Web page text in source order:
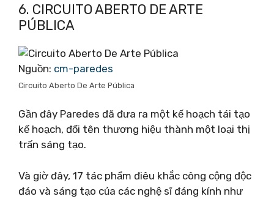
6. CIRCUITO ABERTO DE ARTE
PÚBLICA
Nguồn: cm-paredes
Circuito Aberto De Arte Pública
Gần đây Paredes đã đưa ra một kế hoạch tái tạo
kế hoạch, đổi tên thương hiệu thành một loại thị
trấn sáng tạo.
Và giờ đây, 17 tác phẩm điêu khắc công cộng độc
đáo và sáng tạo của các nghệ sĩ đáng kính như